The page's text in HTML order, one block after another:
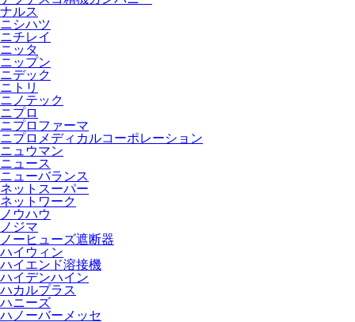
ナルス
ニシハツ
ニチレイ
ニッタ
ニップン
ニデック
ニトリ
ニノテック
ニプロ
ニプロファーマ
ニプロメディカルコーポレーション
ニュウマン
ニュース
ニューバランス
ネットスーパー
ネットワーク
ノウハウ
ノジマ
ノーヒューズ遮断器
ハイウィン
ハイエンド溶接機
ハイデンハイン
ハカルプラス
ハニーズ
ハノーバーメッセ